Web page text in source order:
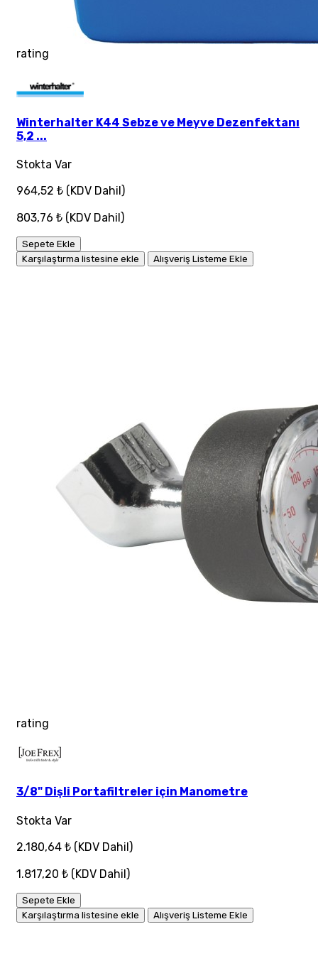
rating
Winterhalter K44 Sebze ve Meyve Dezenfektanı
5,2 ...
Stokta Var
964,52 ₺ (KDV Dahil)
803,76 ₺ (KDV Dahil)
Sepete Ekle
Karşılaştırma listesine ekle
Alışveriş Listeme Ekle
rating
3/8" Dişli Portafiltreler için Manometre
Stokta Var
2.180,64 ₺ (KDV Dahil)
1.817,20 ₺ (KDV Dahil)
Sepete Ekle
Karşılaştırma listesine ekle
Alışveriş Listeme Ekle